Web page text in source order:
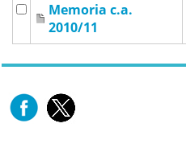
Memoria c.a.
2010/11